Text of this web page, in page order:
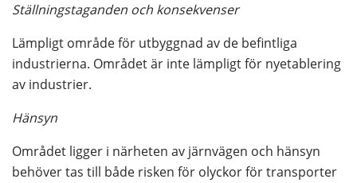
Ställningstaganden och konsekvenser
Lämpligt område för utbyggnad av de befintliga
industrierna. Området är inte lämpligt för nyetablering
av industrier.
Hänsyn
Området ligger i närheten av järnvägen och hänsyn
behöver tas till både risken för olyckor för transporter